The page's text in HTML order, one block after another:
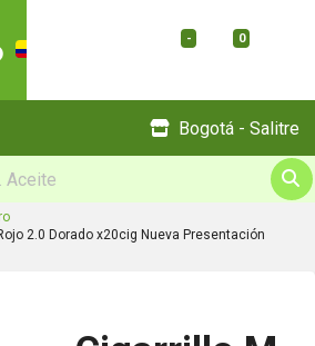
- 0
Bogotá - Salitre
2.0 Dorado x20cig Nueva Presentación